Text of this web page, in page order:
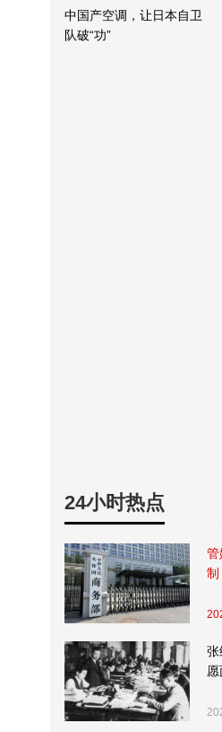
中国产空调，让日本自卫
队破“功”
24小时热点
管
制
张